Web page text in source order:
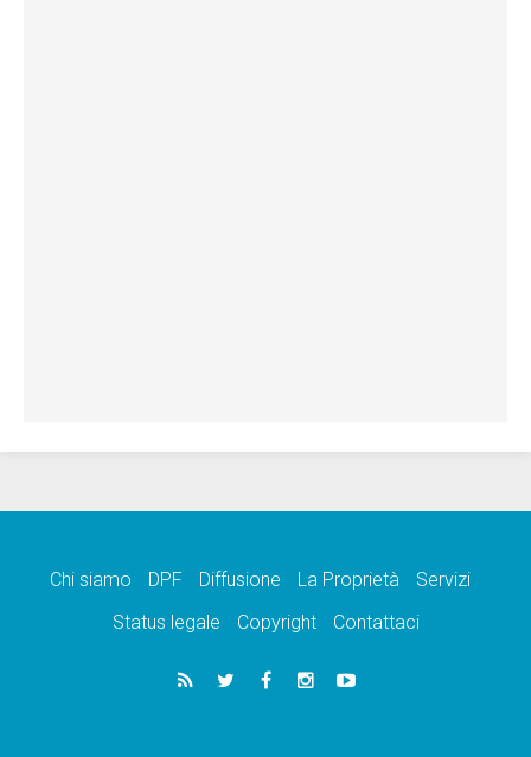
Chi siamo DPF Diffusione La Proprietà
Servizi
Status legale
Copyright Contattaci